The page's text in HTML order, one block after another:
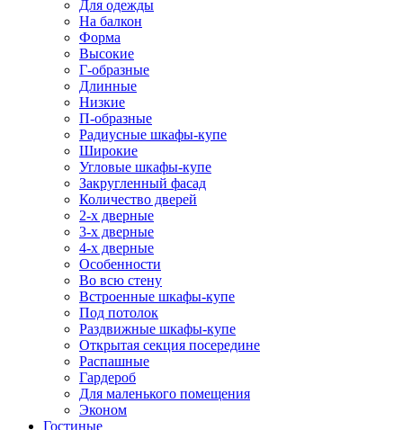
Для одежды
На балкон
Форма
Высокие
Г-образные
Длинные
Низкие
П-образные
Радиусные шкафы-купе
Широкие
Угловые шкафы-купе
Закругленный фасад
Количество дверей
2-х дверные
3-х дверные
4-х дверные
Особенности
Во всю стену
Встроенные шкафы-купе
Под потолок
Раздвижные шкафы-купе
Открытая секция посередине
Распашные
Гардероб
Для маленького помещения
Эконом
Гостиные